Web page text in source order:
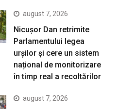
august 7, 2026
Nicușor Dan retrimite
Parlamentului legea
urșilor și cere un sistem
național de monitorizare
în timp real a recoltărilor
august 7, 2026